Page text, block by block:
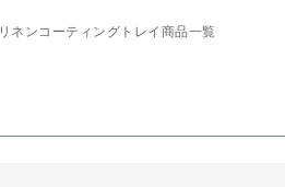
リネンコーティングトレイ商品一覧